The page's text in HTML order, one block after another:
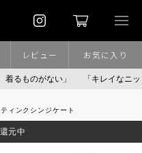
がない」 「キレイなニット」
レビュー お気に入り
ンクシンジケート
元中